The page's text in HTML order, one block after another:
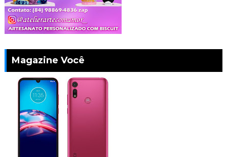
Magazine Você